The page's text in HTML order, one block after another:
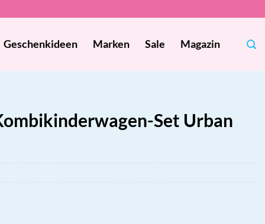
Geschenkideen Marken Sale Magazin
Set Urban